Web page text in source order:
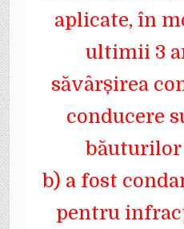
aplicate, în
ultimii 3
săvârșirea
conducere
băuturilor
b) a fost
pentru